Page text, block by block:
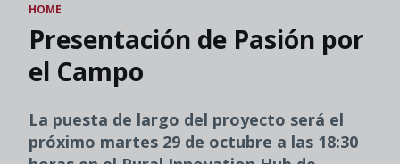
HOME
Presentación de Pasión por
el Campo
La puesta de largo del proyecto será el
próximo martes 29 de octubre a las 18:30